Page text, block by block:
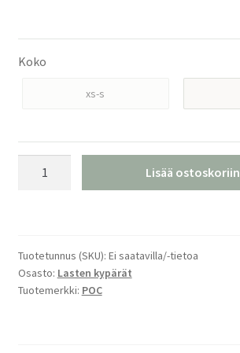
Koko
xs-s
Lastenkypärä
määrä
Lisää ostoskoriin
Tuotetunnus (SKU): Ei saatavilla/-tietoa
Osasto: Lasten kypärät
Tuotemerkki: POC